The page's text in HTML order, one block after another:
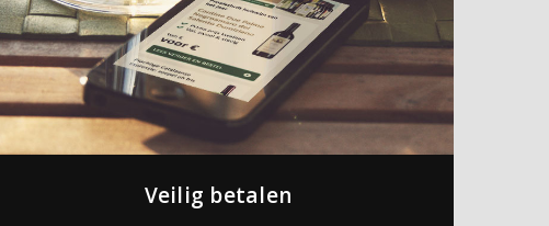
Veilig betalen